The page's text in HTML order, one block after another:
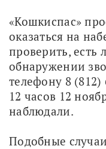
«Кошкиспас»
оказаться на
проверить, есть
обнаружении
телефону 8
12 часов 12
наблюдали.
Подобные